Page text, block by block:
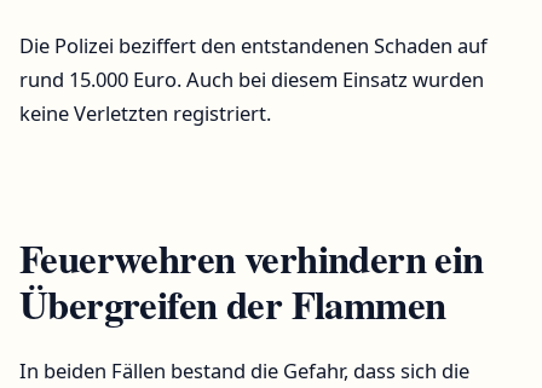
Die Polizei beziffert den entstandenen Schaden auf
rund 15.000 Euro. Auch bei diesem Einsatz wurden
keine Verletzten registriert.
Feuerwehren verhindern ein
Übergreifen der Flammen
In beiden Fällen bestand die Gefahr, dass sich die